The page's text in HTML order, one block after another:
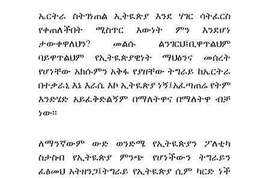
ኤርትራ ስትገነጠል ኢትዪጵያ እንደ ሃገር ሳትፈርስ
የቀጠለችበት ሚስጥር እውነት ምን እንደሆነ
ታውቀዋለህን? መልሱ ልንገርህ፤ቢዋጥልህም
ባይዋጥልህም የኢትዪጵያዊነት ማህፅንና መሰረት
የሆነቸው አክሱምን አቅፋ የያዘቸው ትግራይ ከኤርትራ
በተቃራኒ እኔ እራሴ እኮ ኢትዪጵያ ነኝ፤አፈጣጠሬ የትም
እንድሄድ አይፈቅድልኝም በማለትዋና በማለትዋ ብቻ
ነው፡፡
ለማንኛውም ውድ ወንድሜ የኢትዪጵያን ፖለቲካ
ስታስብ የኢትዪጵያ ምንጭ የሆነችውን ትግራይን
ፈፅመህ አትዘንጋ፤ትግራይ የኢትዪጵያ ሲም ካርድ ነች